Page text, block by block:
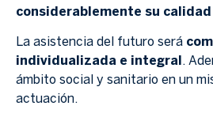
considerablemente su calidad
La asistencia del futuro será
individualizada e integral .
ámbito social y sanitario en un
actuación.